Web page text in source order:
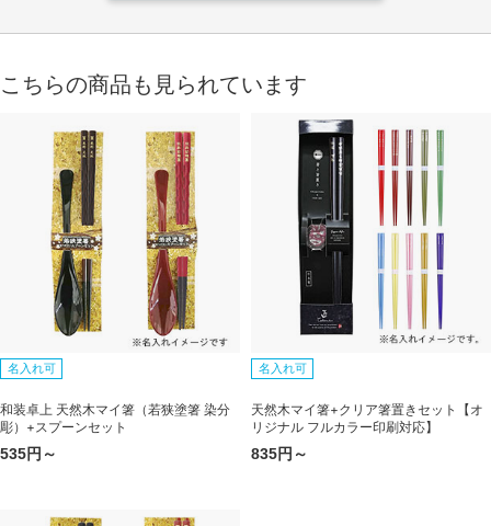
こちらの商品も見られています
名入れ可
和装卓上 天然木マイ箸（若狭塗箸 染分
彫）+スプーンセット
535円～
名入れ可
天然木マイ箸+クリア箸置きセット【オ
リジナル フルカラー印刷対応】
835円～